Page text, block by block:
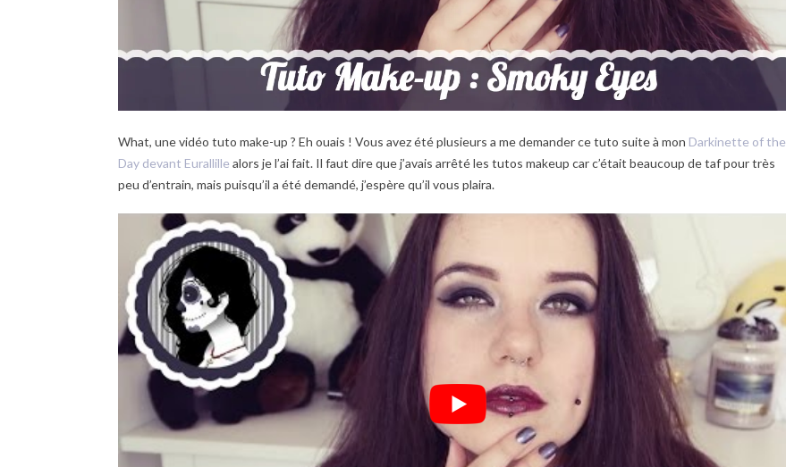
What, une vidéo tuto make-up ? Eh ouais ! Vous avez été plusieurs a me demander ce tuto suite à mon Darkinette of the
Day devant Eurallille alors je l’ai fait. Il faut dire que j’avais arrêté les tutos makeup car c’était beaucoup de taf pour très
peu d’entrain, mais puisqu’il a été demandé, j’espère qu’il vous plaira.